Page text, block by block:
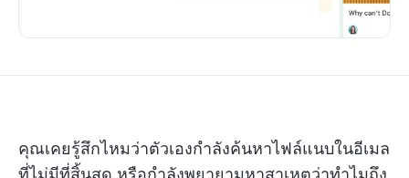
คุณเคยรู้สึกไหมว่าตัวเองกำลังค้นหาไฟล์แนบในอีเมล
ที่ไม่มีที่สิ้นสุด หรือกำลังพยายามหาสาเหตุว่าทำไมถึง